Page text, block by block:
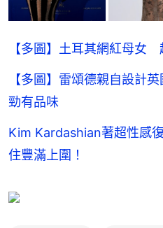
【多圖】土耳其網紅母女
【多圖】雷頌德親自設計
勁有品味
Kim Kardashian著超性感
住豐滿上圍！